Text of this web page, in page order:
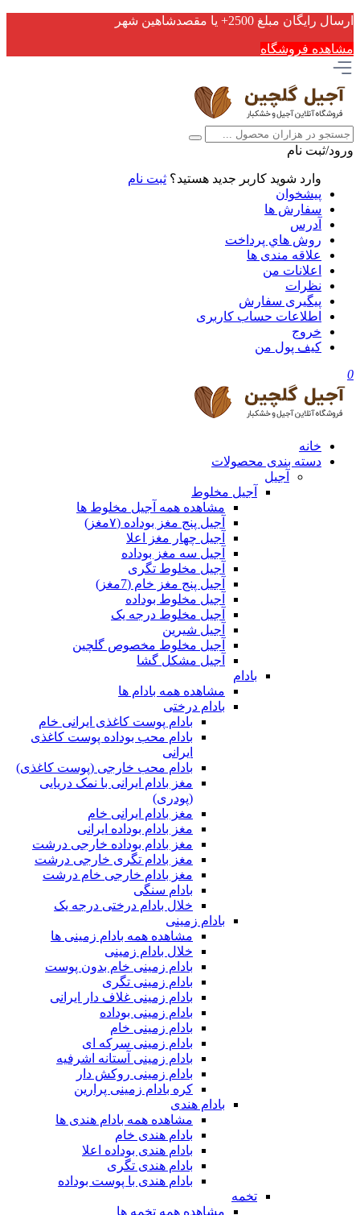
ارسال رایگان مبلغ 2500+ یا مقصدشاهین شهر
مشاهده فروشگاه
ورود/ثبت نام
وارد شوید کاربر جدید هستید؟ ثبت نام
پیشخوان
سفارش ها
آدرس
روش هاي پرداخت
علاقه مندی ها
اعلانات من
نظرات
پیگیری سفارش
اطلاعات حساب كاربری
خروج
کیف پول من
0
خانه
دسته بندی محصولات
آجیل
آجیل مخلوط
مشاهده همه آجیل مخلوط ها
آجیل پنج مغز بوداده (۷مغز)
آجیل چهار مغز اعلا
آجیل سه مغز بوداده
آجیل مخلوط تگری
آجیل پنج مغز خام (7مغز)
آجیل مخلوط بوداده
آجیل مخلوط درجه یک
آجیل شیرین
آجیل مخلوط مخصوص گلچین
آجیل مشکل گشا
بادام
مشاهده همه بادام ها
بادام درختی
بادام پوست کاغذی ایرانی خام
بادام محب بوداده پوست کاغذی
ایرانی
بادام محب خارجی (پوست کاغذی)
مغز بادام ایرانی با نمک دریایی
(پودری)
مغز بادام ایرانی خام
مغز بادام بوداده ایرانی
مغز بادام بوداده خارجی درشت
مغز بادام تگری خارجی درشت
مغز بادام خارجی خام درشت
بادام سنگی
خلال بادام درختی درجه یک
بادام زمینی
مشاهده همه بادام زمینی ها
خلال بادام زمینی
بادام زمینی خام بدون پوست
بادام زمینی تگری
بادام زمینی غلاف دار ایرانی
بادام زمینی بوداده
بادام زمینی خام
بادام زمینی سرکه ای
بادام زمینی آستانه اشرفیه
بادام زمینی روکش دار
کره بادام زمینی پرارین
بادام هندی
مشاهده همه بادام هندی ها
بادام هندی خام
بادام هندی بوداده اعلا
بادام هندی تگری
بادام هندی با پوست بوداده
تخمه
مشاهده همه تخمه ها